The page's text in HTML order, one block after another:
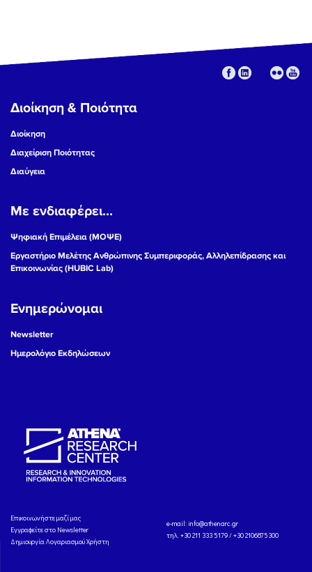
Διοίκηση & Ποιότητα
Διοίκηση
Διαχείριση Ποιότητας
Διαύγεια
Με ενδιαφέρει...
Ψηφιακή Επιμέλεια (ΜΟΨΕ)
Εργαστήριο Μελέτης Ανθρώπινης Συμπεριφοράς, Αλληλεπίδρασης και
Επικοινωνίας (HUBIC Lab)
Ενημερώνομαι
Newsletter
Ημερολόγιο Εκδηλώσεων
Eπικοινωνήστε μαζί μας
Εγγραφείτε στο Newsletter
Δημιουργία Λογαριασμού Χρήστη
e-mail: info@athenarc.gr
τηλ. +30 211 333 5179 / +30 2106875300